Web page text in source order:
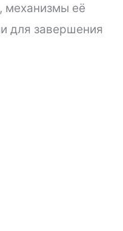
механизмы её
для завершения